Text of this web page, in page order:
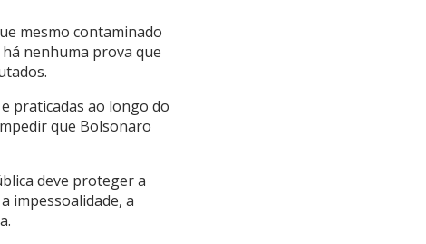
mesmo contaminado
nenhuma prova que
praticadas ao longo do
que Bolsonaro
deve proteger a
impessoalidade, a